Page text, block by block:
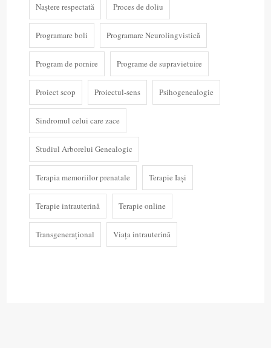
Naștere respectată Proces de doliu
Programare boli Programare Neurolingvistică
Program de pornire Programe de supravietuire
Proiect scop Proiectul-sens Psihogenealogie
Sindromul celui care zace
Studiul Arborelui Genealogic
Terapia memoriilor prenatale Terapie Iași
Terapie intrauterină Terapie online
Transgenerațional Viața intrauterină